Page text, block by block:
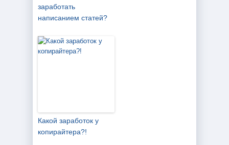
заработать
написанием статей?
Какой заработок у
копирайтера?!